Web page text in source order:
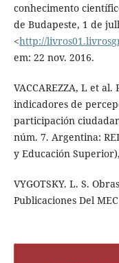
conhecimento
de Budapeste, 1 de
<http://
em: 22 nov. 2016.
VACCAREZZA, L et
indicadores de
participación
núm. 7. Argentina:
y Educación
VYGOTSKY. L. S.
Publicaciones Del